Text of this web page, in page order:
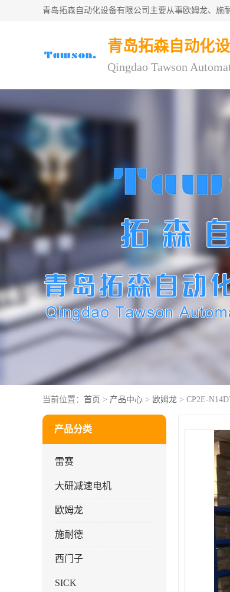
青岛拓森自动化设备有限公司主要从事欧姆龙、施
青岛拓森自动化
Qingdao Tawson
当前位置： 首页 > 产品中心 > 欧姆龙 > CP2E-
产品分类
雷赛
大研减速电机
欧姆龙
施耐德
西门子
SICK